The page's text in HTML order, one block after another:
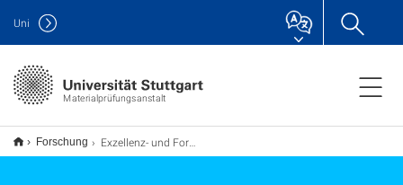
Materialprüfungsanstalt
Uni
Forschung Exzellenz- und Forschungsverbünde